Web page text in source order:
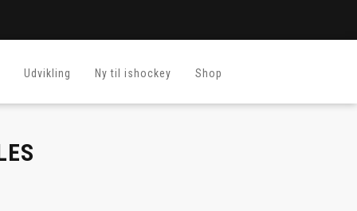
Udvikling Ny til ishockey Shop